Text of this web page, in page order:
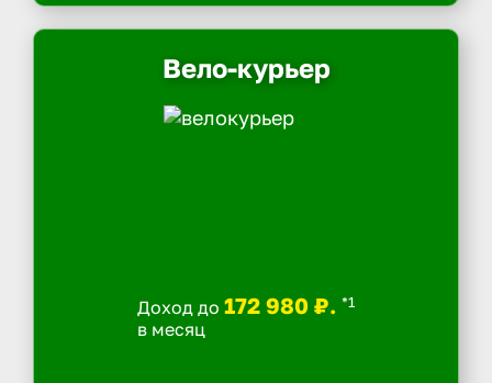
Вело-курьер
Доход до 172 980 ₽. *1
в месяц